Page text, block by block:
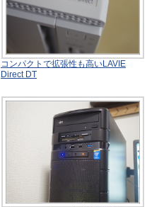
コンパクトで拡張性も高いLAVIE
Direct DT